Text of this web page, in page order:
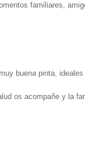
familiares,
buena pinta,
os acompañe y la